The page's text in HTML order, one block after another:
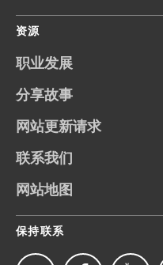
资源
职业发展
分享故事
网站更新请求
联系我们
网站地图
保持联系